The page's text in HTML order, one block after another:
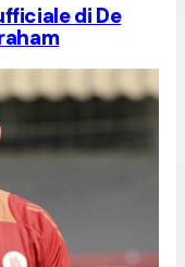
di De